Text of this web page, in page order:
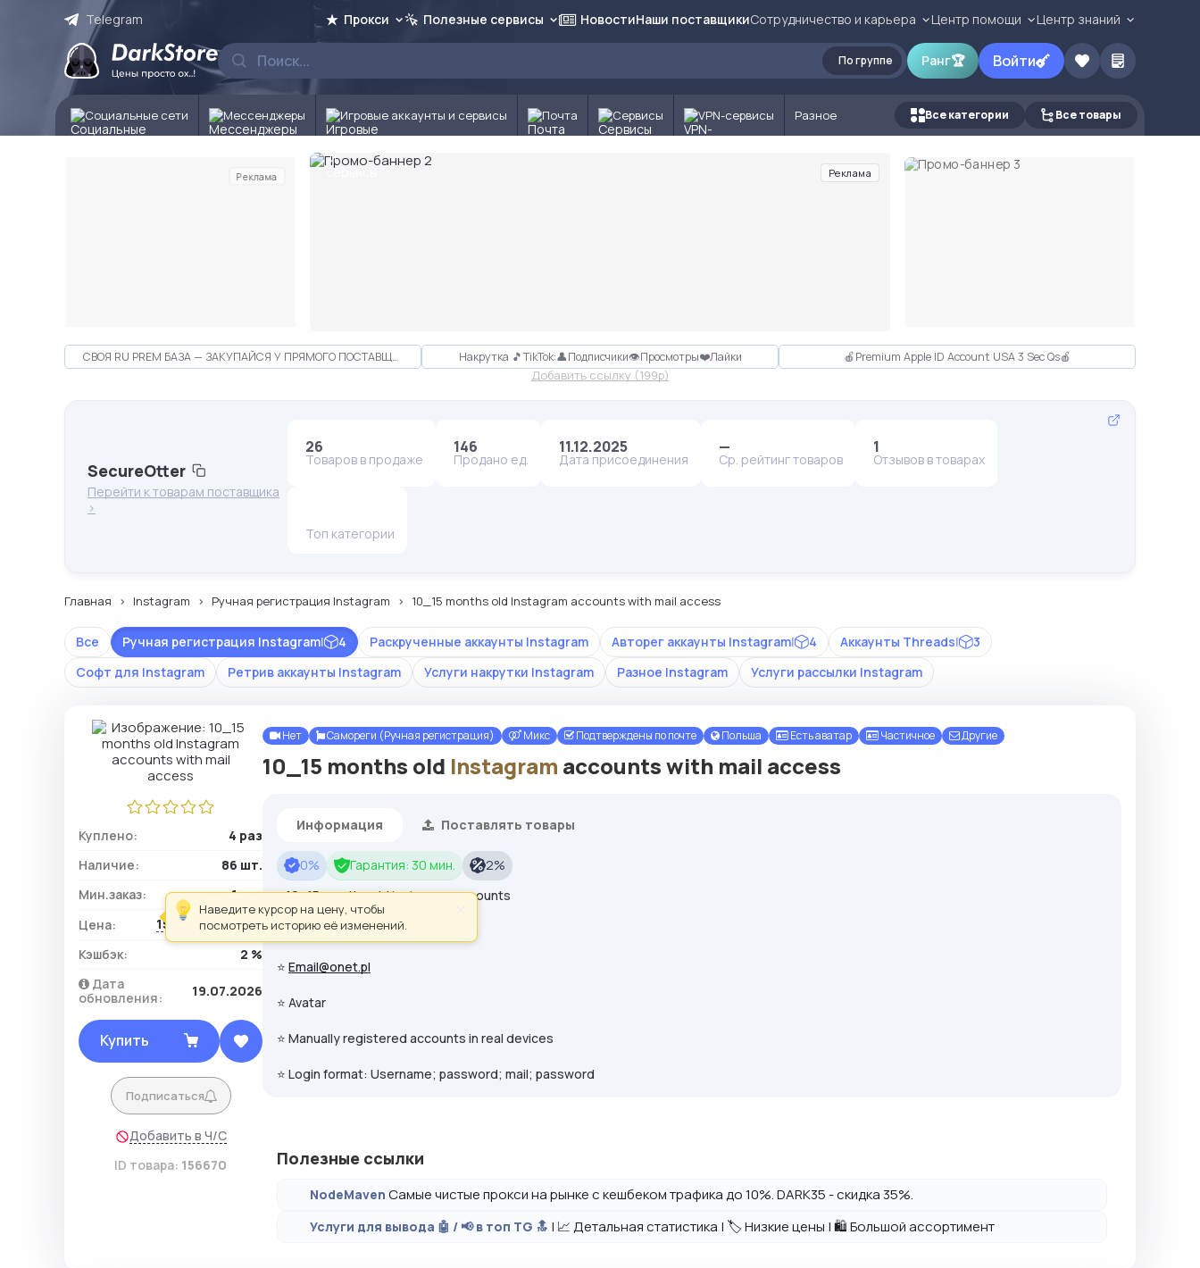
Telegram Прокси Полезные сервисы НовостиНаши поставщикиСотрудничество и карьера Центр помощи Центр знаний
По группе Ранг🏆 Войти
Социальные сети Мессенджеры Игровые аккаунты и сервисы Почта Сервисы VPN-сервисы Разное Все категории Все товары
Реклама Реклама
СВОЯ RU PREM БАЗА — ЗАКУПАЙСЯ У ПРЯМОГО ПОСТАВЩИКА Накрутка 🎵TikTok:👤Подписчики👁Просмотры❤️Лайки 🍎Premium Apple ID Account USA 3 Sec Qs🍎
Добавить ссылку (199p)
SecureOtter
Перейти к товарам поставщика
>
26
Товаров в продаже
146
Продано ед.
11.12.2025
Дата присоединения
—
Ср. рейтинг товаров
1
Отзывов в товарах
Топ категории
Главная Instagram Ручная регистрация Instagram 10_15 months old Instagram accounts with mail access
Все Ручная регистрация Instagram| 4 Раскрученные аккаунты Instagram Авторег аккаунты Instagram| 4 Аккаунты Threads|
3
Софт для Instagram
Ретрив аккаунты Instagram Услуги накрутки Instagram Разное Instagram Услуги рассылки Instagram
Куплено:
4 раз
Наличие:
86 шт.
Мин.заказ:
1 шт.
Цена:
154,92 ₽ / шт.
Кэшбэк:
2 %
Дата
обновления:
19.07.2026
Купить
Подписаться
Добавить в Ч/С
ID товара: 156670
Нет Самореги (Ручная регистрация) Микс Подтверждены по почте Польша Есть аватар Частичное Другие
10_15 months old Instagram accounts with mail access
Информация Поставлять товары
0% Гарантия: 30 мин.
2%
⭐10_15 months oldInstagramaccounts
⭐ Email verified
⭐ Email@onet.pl
⭐ Avatar
⭐ Manually registered accounts in real devices
⭐ Login format: Username; password; mail; password
Полезные ссылки
NodeMaven Самые чистые прокси на рынке с кешбеком трафика до 10%. DARK35 - скидка 35%.
Услуги для вывода 🤖 / 📢 в топ TG 🔝 | 📈 Детальная статистика | 🏷️ Низкие цены | 🛍️ Большой ассортимент
Наведите курсор на цену, чтобы
посмотреть историю её изменений.